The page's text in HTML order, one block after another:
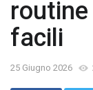
facili
25 Giugno 2026